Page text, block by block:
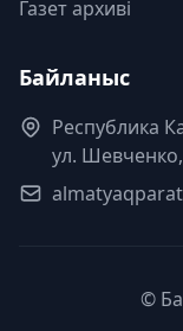
Газет архиві
Байланыс
Республика
ул.
©